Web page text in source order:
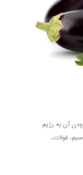
آن به رژیم
فولات،